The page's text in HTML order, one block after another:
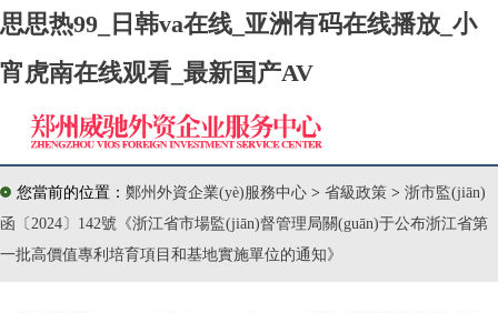
思思热99_日韩va在线_亚洲有码在线播放_小
宵虎南在线观看_最新国产AV
您當前的位置： 鄭州外資企業(yè)服務中心 > 省級政策 > 浙市監(jiān)
函〔2024〕142號《浙江省市場監(jiān)督管理局關(guān)于公布浙江省第
一批高價值專利培育項目和基地實施單位的通知》